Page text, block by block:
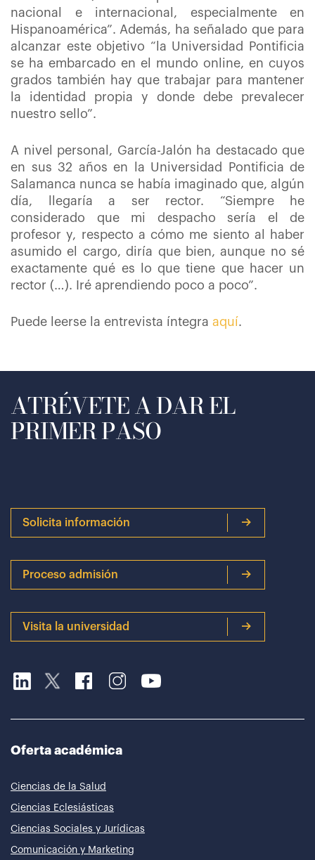
nacional e internacional, especialmente en
Hispanoamérica”. Además, ha señalado que para
alcanzar este objetivo “la Universidad Pontificia
se ha embarcado en el mundo online, en cuyos
grados también hay que trabajar para mantener
la identidad propia y donde debe prevalecer
nuestro sello”.
A nivel personal, García-Jalón ha destacado que
en sus 32 años en la Universidad Pontificia de
Salamanca nunca se había imaginado que, algún
día, llegaría a ser rector. “Siempre he
considerado que mi despacho sería el de
profesor y, respecto a cómo me siento al haber
asumido el cargo, diría que bien, aunque no sé
exactamente qué es lo que tiene que hacer un
rector (…). Iré aprendiendo poco a poco”.
Puede leerse la entrevista íntegra aquí.
ATRÉVETE A DAR EL
PRIMER PASO
Solicita información
Proceso admisión
Visita la universidad
Oferta académica
Ciencias de la Salud
Ciencias Eclesiásticas
Ciencias Sociales y Jurídicas
Comunicación y Marketing